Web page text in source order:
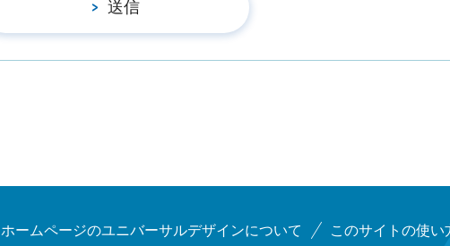
ホームページのユニバーサルデザインについて このサイトの使い